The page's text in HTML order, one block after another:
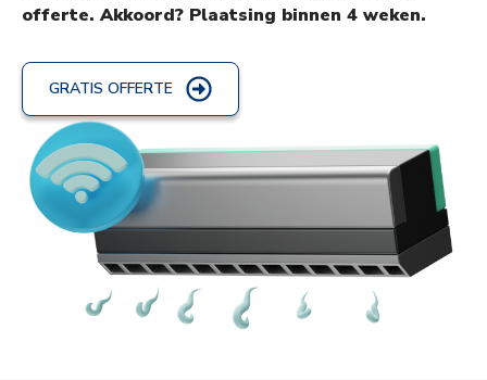
offerte. Akkoord? Plaatsing binnen 4 weken.
GRATIS OFFERTE